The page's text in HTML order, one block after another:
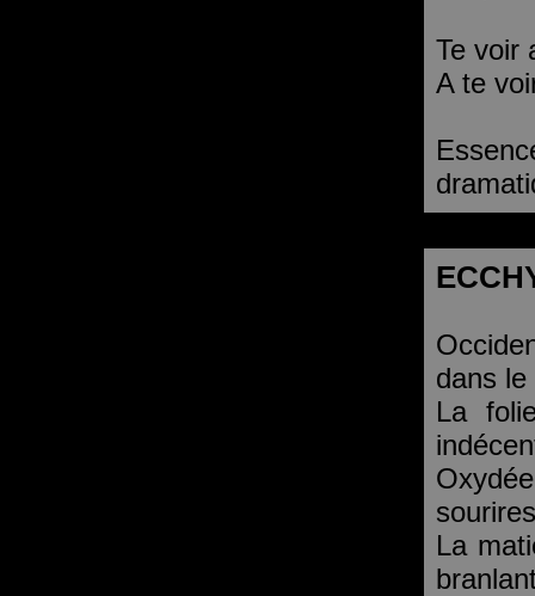
Te voir
A te
dans le
La
La